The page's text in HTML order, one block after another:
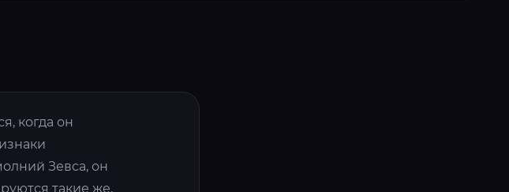
когда он
Зевса, он
такие же,